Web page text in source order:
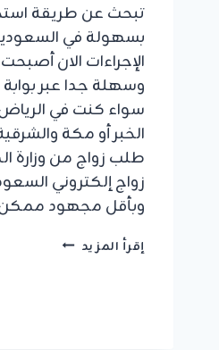
تبحث عن طريقة
الإجراءات الان
وسهلة جدا عبر
سواء كنت في الرياض
الخبر أو مكة
طلب زواج من وزارة
زواج إلكتروني
وبأقل مجهود
إقرأ المزيد دليل